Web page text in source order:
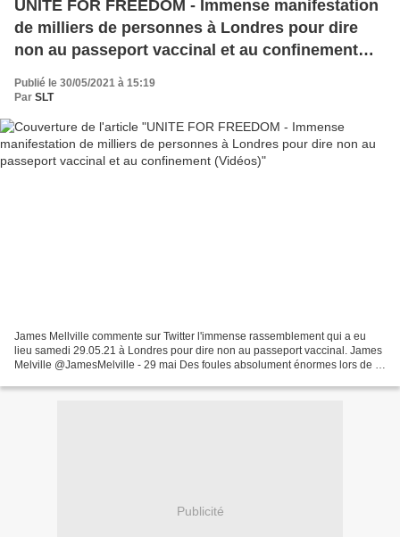
UNITE FOR FREEDOM - Immense manifestation
de milliers de personnes à Londres pour dire
non au passeport vaccinal et au confinement
(Vidéos)
Publié le 30/05/2021 à 15:19
Par SLT
James Mellville commente sur Twitter l'immense rassemblement qui a eu
lieu samedi 29.05.21 à Londres pour dire non au passeport vaccinal. James
Melville @JamesMelville - 29 mai Des foules absolument énormes lors de la
Publicité